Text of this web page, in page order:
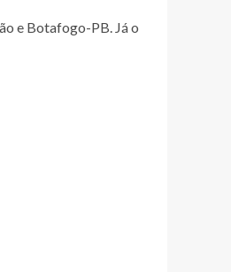
e Botafogo-PB. Já o